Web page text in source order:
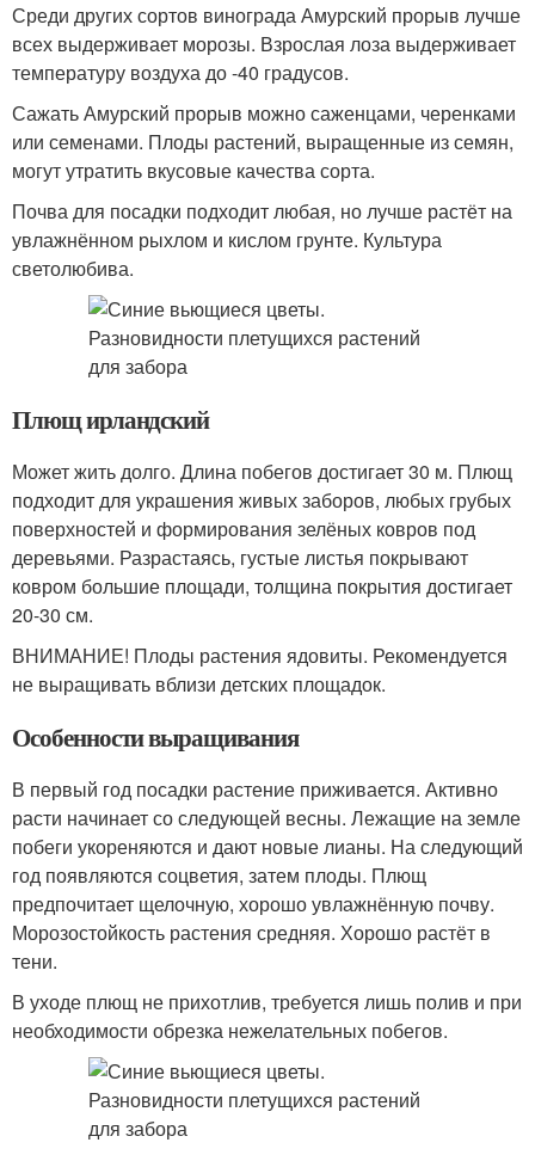
Среди других сортов винограда Амурский прорыв лучше
всех выдерживает морозы. Взрослая лоза выдерживает
температуру воздуха до -40 градусов.
Сажать Амурский прорыв можно саженцами, черенками
или семенами. Плоды растений, выращенные из семян,
могут утратить вкусовые качества сорта.
Почва для посадки подходит любая, но лучше растёт на
увлажнённом рыхлом и кислом грунте. Культура
светолюбива.
Плющ ирландский
Может жить долго. Длина побегов достигает 30 м. Плющ
подходит для украшения живых заборов, любых грубых
поверхностей и формирования зелёных ковров под
деревьями. Разрастаясь, густые листья покрывают
ковром большие площади, толщина покрытия достигает
20-30 см.
ВНИМАНИЕ! Плоды растения ядовиты. Рекомендуется
не выращивать вблизи детских площадок.
Особенности выращивания
В первый год посадки растение приживается. Активно
расти начинает со следующей весны. Лежащие на земле
побеги укореняются и дают новые лианы. На следующий
год появляются соцветия, затем плоды. Плющ
предпочитает щелочную, хорошо увлажнённую почву.
Морозостойкость растения средняя. Хорошо растёт в
тени.
В уходе плющ не прихотлив, требуется лишь полив и при
необходимости обрезка нежелательных побегов.